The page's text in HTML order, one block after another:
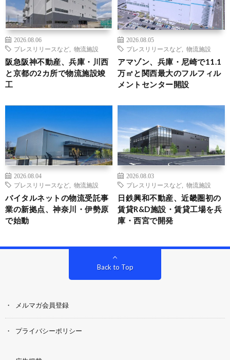
2026.08.06
プレスリリースなど
物流施設
阪急阪神不動産、兵庫・川西
と京都の2カ所で物流施設竣
工
2026.08.05
プレスリリースなど
物流施設
アマゾン、兵庫・尼崎で11.1
万㎡と関西最大のフルフィル
メントセンター開設
2026.08.04
プレスリリースなど
物流施設
バイタルネットの物流受託事
業の新拠点、神奈川・伊勢原
で始動
2026.08.03
プレスリリースなど
物流施設
日鉄興和不動産、近畿圏初の
賃貸R&D施設・賃貸工場を兵
庫・西宮で開発
Back to Top
メルマガ会員登録
プライバシーポリシー